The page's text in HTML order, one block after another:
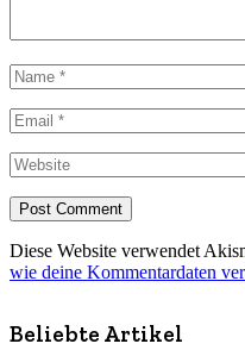
Diese Website verwendet
wie deine Kommentardaten
Beliebte Artikel